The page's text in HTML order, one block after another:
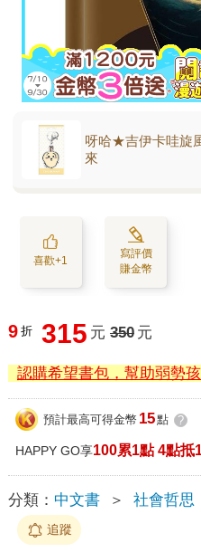
呀哈★吉伊卡哇旋
來
喜歡+1
寫評價
賺金幣
9 折 315 元 350 元
認購希望書包，幫助弱勢
預計最高可得金幣 15點 ?
HAPPY GO享100累1點 4點抵
分類： 中文書 ＞ 社會哲思
追蹤